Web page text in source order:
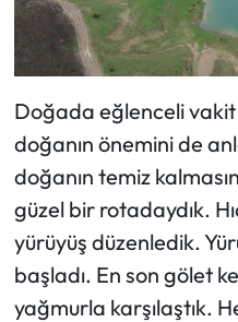
Doğada eğlenceli
doğanın önemini de
doğanın temiz
güzel bir rotadaydık.
yürüyüş düzenledik.
başladı. En son gölet
yağmurla karşılaştık.